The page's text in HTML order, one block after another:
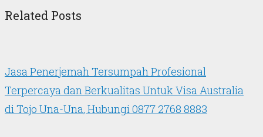
Related Posts
Jasa Penerjemah Tersumpah Profesional
Terpercaya dan Berkualitas Untuk Visa Australia
di Tojo Una-Una, Hubungi 0877 2768 8883